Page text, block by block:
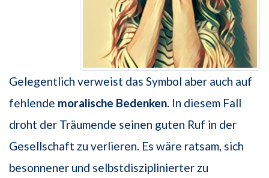
Gelegentlich verweist das Symbol aber auch auf
fehlende moralische Bedenken. In diesem Fall
droht der Träumende seinen guten Ruf in der
Gesellschaft zu verlieren. Es wäre ratsam, sich
besonnener und selbstdisziplinierter zu